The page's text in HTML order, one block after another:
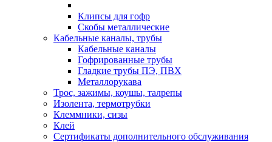
Клипсы для гофр
Скобы металлические
Кабельные каналы, трубы
Кабельные каналы
Гофрированные трубы
Гладкие трубы ПЭ, ПВХ
Металлорукава
Трос, зажимы, коушы, талрепы
Изолента, термотрубки
Клеммники, сизы
Клей
Сертификаты дополнительного обслуживания